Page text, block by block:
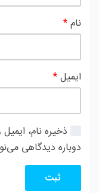
نام*
ایمیل*
ذخیره نام،
دوباره دیدگاهی